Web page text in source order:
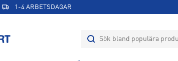
1-4 ARBETSDAGAR